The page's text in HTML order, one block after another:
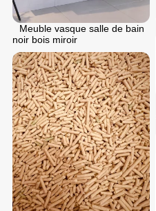
Meuble vasque salle de bain
noir bois miroir